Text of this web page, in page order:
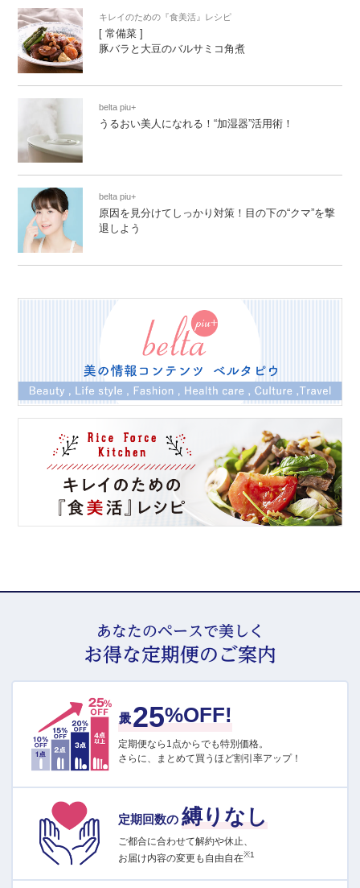
キレイのための『食美活』レシピ
[ 常備菜 ]
豚バラと大豆のバルサミコ角煮
belta piu+
うるおい美人になれる！“加湿器”活用術！
belta piu+
原因を見分けてしっかり対策！目の下の“クマ”を撃
退しよう
あなたのペースで美しく
お得な定期便のご案内
25%OFF!
定期便なら1点からでも特別価格。
さらに、まとめて買うほど割引率アップ！
定期回数の 縛りなし
ご都合に合わせて解約や休止、
お届け内容の変更も自由自在※1